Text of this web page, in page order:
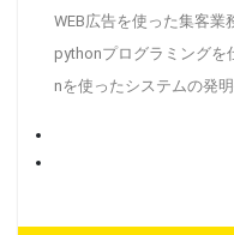
WEB広告を使った集客業
pythonプログラミングを
nを使ったシステムの発